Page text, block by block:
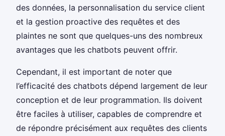
des données, la personnalisation du service client
et la gestion proactive des requêtes et des
plaintes ne sont que quelques-uns des nombreux
avantages que les chatbots peuvent offrir.
Cependant, il est important de noter que
l’efficacité des chatbots dépend largement de leur
conception et de leur programmation. Ils doivent
être faciles à utiliser, capables de comprendre et
de répondre précisément aux requêtes des clients